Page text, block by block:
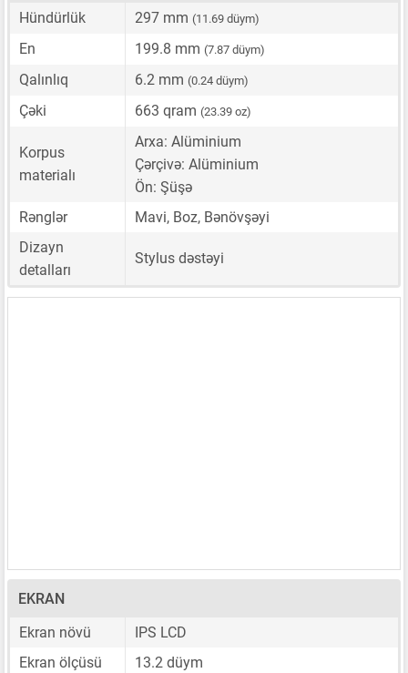
Hündürlük
297 mm (11.69 düym)
En 199.8 mm (7.87 düym)
Qalınlıq 6.2 mm (0.24 düym)
Çəki 663 qram (23.39 oz)
Korpus
materialı
Arxa: Alüminium
Çərçivə: Alüminium
Ön: Şüşə
Rənglər
Mavi, Boz, Bənövşəyi
Dizayn
detalları
Stylus dəstəyi
EKRAN
Ekran növü
IPS LCD
Ekran ölçüsü
13.2 düym